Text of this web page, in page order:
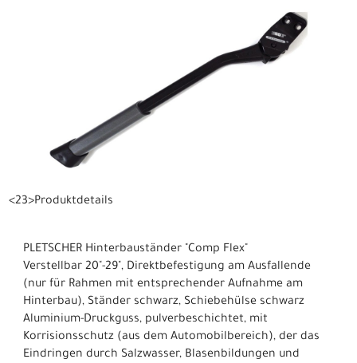
<23>Produktdetails
PLETSCHER Hinterbauständer "Comp Flex"
Verstellbar 20"-29", Direktbefestigung am Ausfallende
(nur für Rahmen mit entsprechender Aufnahme am
Hinterbau), Ständer schwarz, Schiebehülse schwarz
Aluminium-Druckguss, pulverbeschichtet, mit
Korrisionsschutz (aus dem Automobilbereich), der das
Eindringen durch Salzwasser, Blasenbildungen und